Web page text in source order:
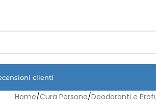
clienti
Home/Cura Persona/Deodoranti e